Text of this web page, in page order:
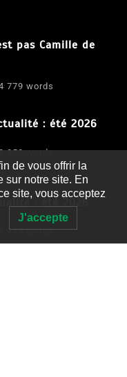
pas Camille de
779 words
: été 2026
052 words
: été 2026
2 995 words
de vous offrir la
sur notre site. En
site, vous acceptez
J'accepte